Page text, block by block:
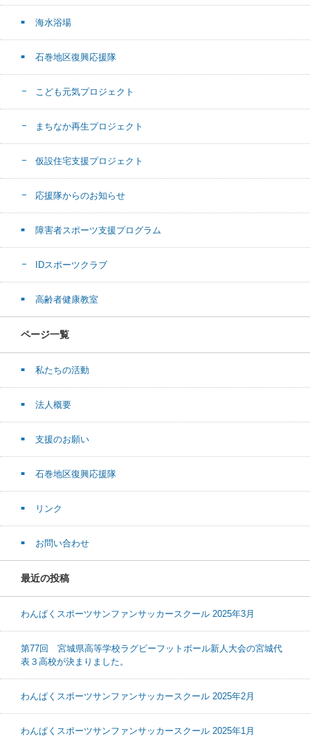
海水浴場
石巻地区復興応援隊
こども元気プロジェクト
まちなか再生プロジェクト
仮設住宅支援プロジェクト
応援隊からのお知らせ
障害者スポーツ支援プログラム
IDスポーツクラブ
高齢者健康教室
ページ一覧
私たちの活動
法人概要
支援のお願い
石巻地区復興応援隊
リンク
お問い合わせ
最近の投稿
わんぱくスポーツサンファンサッカースクール 2025年3月
第77回 宮城県高等学校ラグビーフットボール新人大会の宮城代
表３高校が決まりました。
わんぱくスポーツサンファンサッカースクール 2025年2月
わんぱくスポーツサンファンサッカースクール 2025年1月